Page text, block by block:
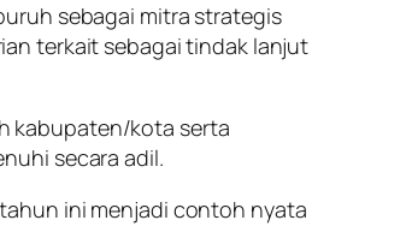
sebagai mitra strategis
terkait sebagai tindak lanjut
kabupaten/kota serta
secara adil.
tahun ini menjadi contoh nyata